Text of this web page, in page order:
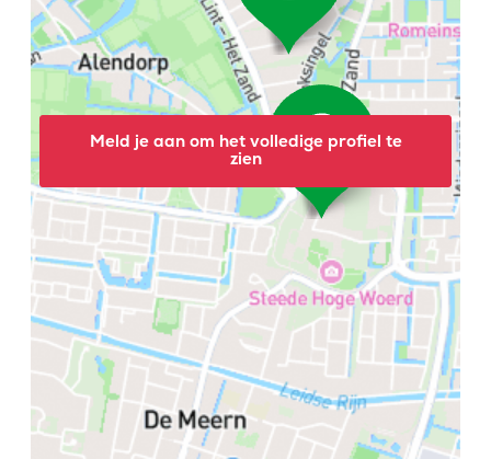
Meld je aan om het volledige profiel te
zien